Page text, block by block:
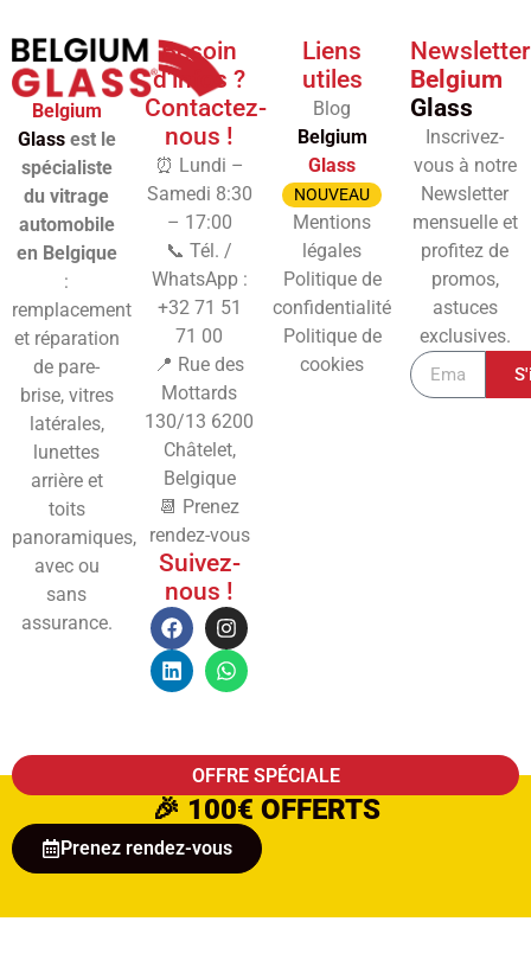
Belgium
Glassest le
spécialiste
du vitrage
automobile
en Belgique
:
remplacement
et réparation
de pare-
brise, vitres
latérales,
lunettes
arrière et
toits
panoramiques,
avec ou
sans
assurance.
Besoin
d'infos ?
Contactez-
nous !
⏰ Lundi –
Samedi 8:30
– 17:00
📞 Tél. /
WhatsApp :
+32 71 51
71 00
📍 Rue des
Mottards
130/13 6200
Châtelet,
Belgique
📆 Prenez
rendez-vous
Suivez-
nous !
Liens
utiles
Blog
Belgium
Glass
NOUVEAU
Mentions
légales
Politique de
confidentialité
Politique de
cookies
Newsletter
Belgium
Glass
Inscrivez-
vous à notre
Newsletter
mensuelle et
profitez de
promos,
astuces
exclusives.
OFFRE SPÉCIALE
🎉 100€ OFFERTS
Prenez rendez-vous